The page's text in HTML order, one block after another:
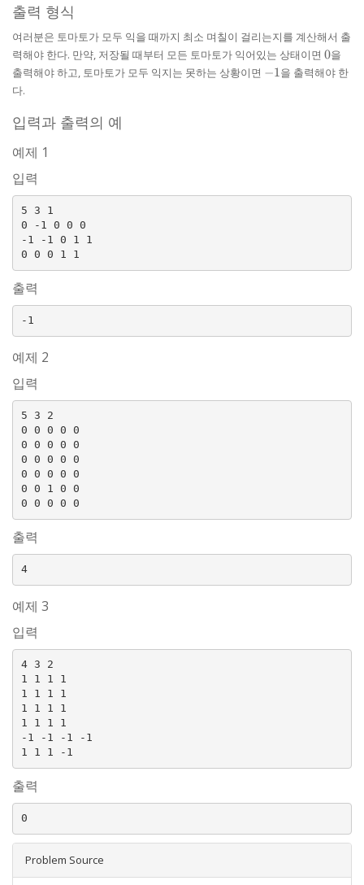
출력 형식
여러분은 토마토가 모두 익을 때까지 최소 며칠이 걸리는지를 계산해서 출
력해야 한다. 만약, 저장될 때부터 모든 토마토가 익어있는 상태이면 0
0을
출력해야 하고, 토마토가 모두 익지는 못하는 상황이면 -1
−1을 출력해야 한
다.
입력과 출력의 예
예제 1
입력
5 3 1
0 -1 0 0 0
-1 -1 0 1 1
출력
예제 2
입력
5 3 2
0 0 0 0 0
0 0 0 0 0
0 0 0 0 0
0 0 0 0 0
0 0 1 0 0
출력
4
예제 3
입력
4 3 2
1 1 1 1
1 1 1 1
1 1 1 1
1 1 1 1
-1 -1 -1 -1
출력
Problem Source